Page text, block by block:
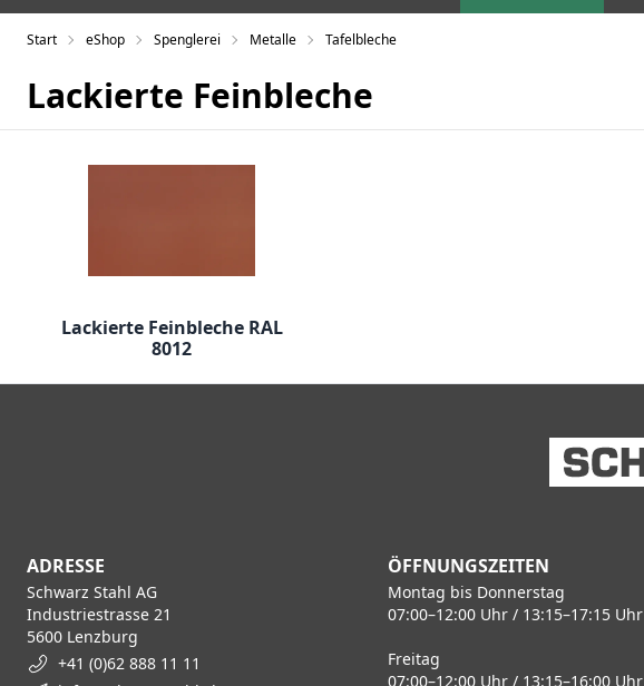
Start eShop Spenglerei Metalle Tafelbleche
Lackierte Feinbleche
Lackierte Feinbleche RAL
8012
ADRESSE
Schwarz Stahl AG
Industriestrasse 21
5600 Lenzburg
+41 (0)62 888 11 11
ÖFFNUNGSZEITEN
Montag bis Donnerstag
07:00–12:00 Uhr / 13:15–17:15 Uhr
Freitag
07:00–12:00 Uhr / 13:15–16:00 Uhr